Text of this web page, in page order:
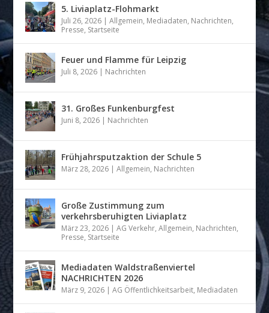
5. Liviaplatz-Flohmarkt
Juli 26, 2026 |Allgemein, Mediadaten, Nachrichten,
Presse, Startseite
Feuer und Flamme für Leipzig
Juli 8, 2026 | Nachrichten
31. Großes Funkenburgfest
Juni 8, 2026 | Nachrichten
Frühjahrsputzaktion der Schule 5
März 28, 2026 |Allgemein, Nachrichten
Große Zustimmung zum
verkehrsberuhigten Liviaplatz
März 23, 2026 |AG Verkehr,Allgemein, Nachrichten,
Presse, Startseite
Mediadaten Waldstraßenviertel
NACHRICHTEN 2026
März 9, 2026 |AG Öffentlichkeitsarbeit, Mediadaten